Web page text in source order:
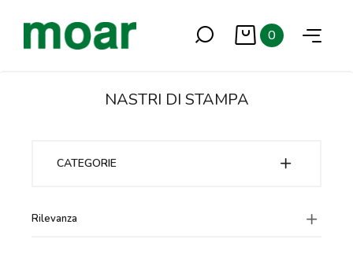
0
NASTRI DI STAMPA
CATEGORIE
Rilevanza